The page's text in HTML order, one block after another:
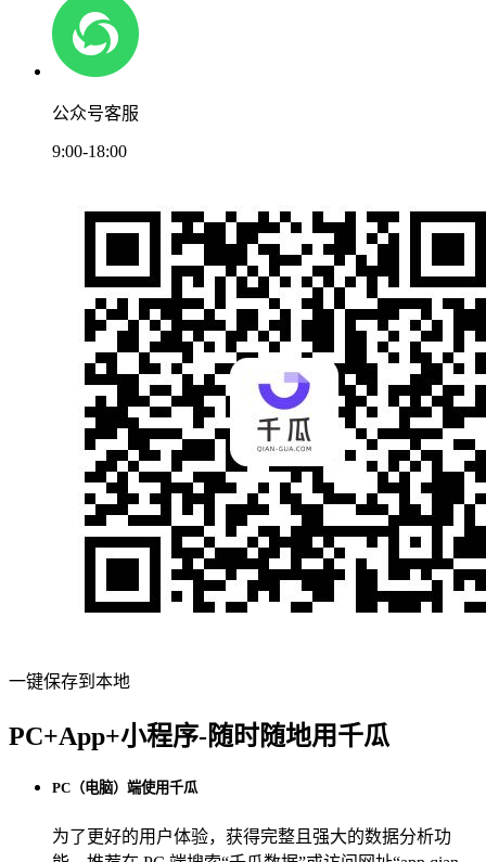
公众号客服
9:00-18:00
一键保存到本地
PC+App+小程序-随时随地用千瓜
PC（电脑）端使用千瓜
为了更好的用户体验，获得完整且强大的数据分析功